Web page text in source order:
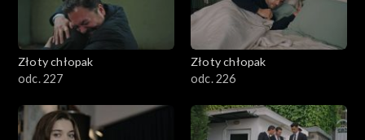
Złoty chłopak
odc. 227
Złoty chłopak
odc. 226